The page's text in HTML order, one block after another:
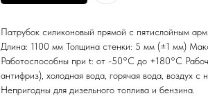
Патрубок силиконовый прямой с пятислойным
Длина: 1100 мм Толщина стенки: 5 мм (±1 мм)
Работоспособны при t: от -50°С до +180°С
антифриз), холодная вода, горячая вода, воздух с
Непригодны для дизельного топлива и бензина.